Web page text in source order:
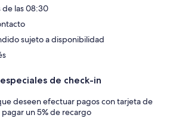
las 08:30
sujeto a disponibilidad
de check-in
deseen efectuar pagos con tarjeta de
un 5% de recargo